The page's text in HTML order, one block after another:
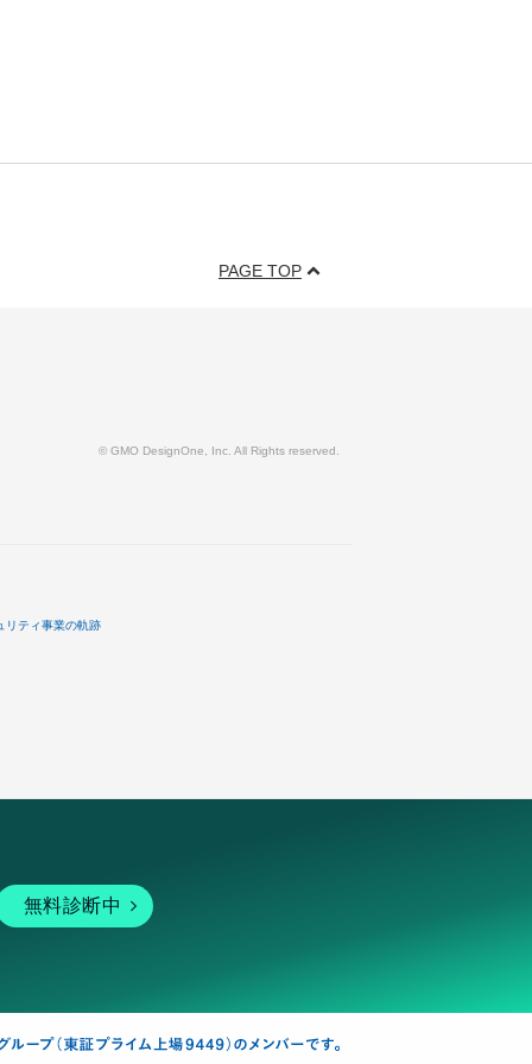
PAGE TOP
© GMO DesignOne, Inc. All Rights reserved.
リティ事業の軌跡
無料診断中